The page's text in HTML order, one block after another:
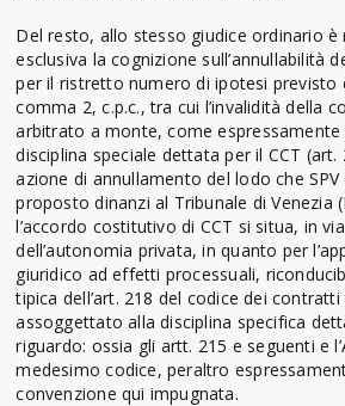
Del resto, allo stesso giudice ordinario è
esclusiva la cognizione sull’annullabilità
per il ristretto numero di ipotesi previsto
comma 2, c.p.c., tra cui l’invalidità della
arbitrato a monte, come
disciplina speciale dettata per il CCT
azione di annullamento del lodo che
proposto dinanzi al Tribunale di Venezia
l’accordo costitutivo di CCT si situa, in
dell’autonomia privata, in quanto per
giuridico ad effetti processuali,
tipica dell’art. 218 del codice dei contratti
assoggettato alla disciplina specifica
riguardo: ossia gli artt. 215 e seguenti e
medesimo codice, peraltro
convenzione qui impugnata.